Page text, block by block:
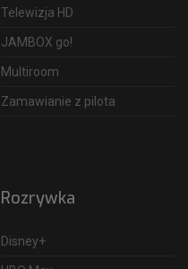
Telewizja HD
JAMBOX go!
Multiroom
Zamawianie z pilota
Rozrywka
Disney+